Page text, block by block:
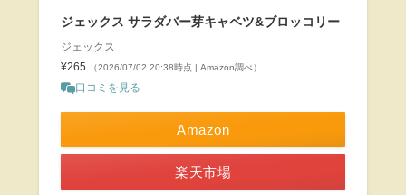
ジェックス サラダバー芽キャベツ&ブロッコリー
ジェックス
¥265
（2026/07/02 20:38時点 | Amazon調べ）
口コミを見る
Amazon
楽天市場